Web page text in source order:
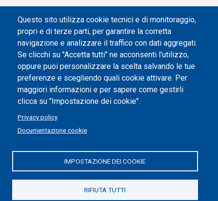
Questo sito utilizza cookie tecnici e di monitoraggio,
propri e di terze parti, per garantire la corretta
navigazione e analizzare il traffico con dati aggregati.
Se clicchi su "Accetta tutti" ne acconsenti l'utilizzo,
oppure puoi personalizzare la scelta salvando le tue
preferenze e scegliendo quali cookie attivare. Per
maggiori informazioni e per sapere come gestirli
clicca su "Impostazione dei cookie".
Privacy policy
Documentazione cookie
IMPOSTAZIONE DEI COOKIE
RIFIUTA TUTTI
Dichiarazione di accessibilità
Impostazione dei cookie
Politecnico di Torino | Corso Duca degli Abruzzi, 24 | 10129
Torino, ITALIA | P.IVA/C.F. 00518460019 | PEC